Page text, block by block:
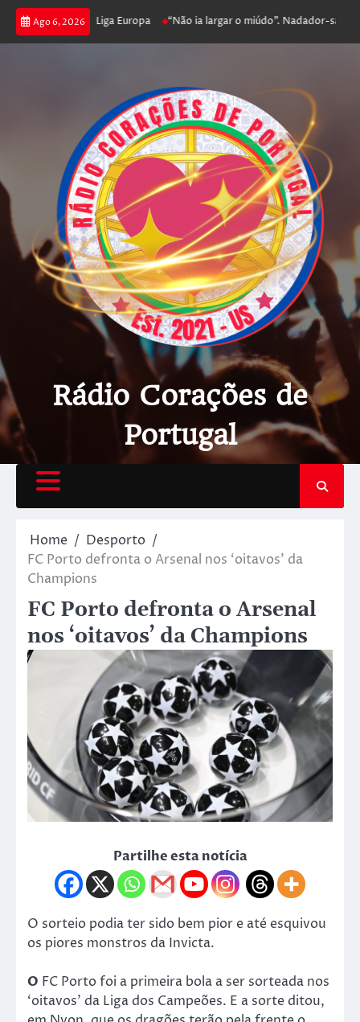
Ago 6, 2026
e prossegue na Liga Europa “Não ia largar o miúdo”. Nadador-salvador
Rádio Corações de
Portugal
Home
Desporto
FC Porto defronta o Arsenal nos ‘oitavos’ da
Champions
FC Porto defronta o Arsenal
nos ‘oitavos’ da Champions
Partilhe esta notícia
O sorteio podia ter sido bem pior e até esquivou
os piores monstros da Invicta.
O FC Porto foi a primeira bola a ser sorteada nos
‘oitavos’ da Liga dos Campeões. E a sorte ditou,